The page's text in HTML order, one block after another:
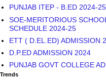
PUNJAB ITEP - B.ED 2024-
SOE-MERITORIOUS
SCHEDULE 2024-25
ETT ( D.EL.ED) ADMISSION
D.P.ED ADMISSION 2024
PUNJAB GOVT COLLEGE
Trends